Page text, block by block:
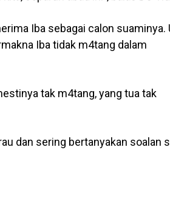
Iba sebagai calon suaminya.
Iba tidak m4tang dalam
tak m4tang, yang tua tak
dan sering bertanyakan soalan